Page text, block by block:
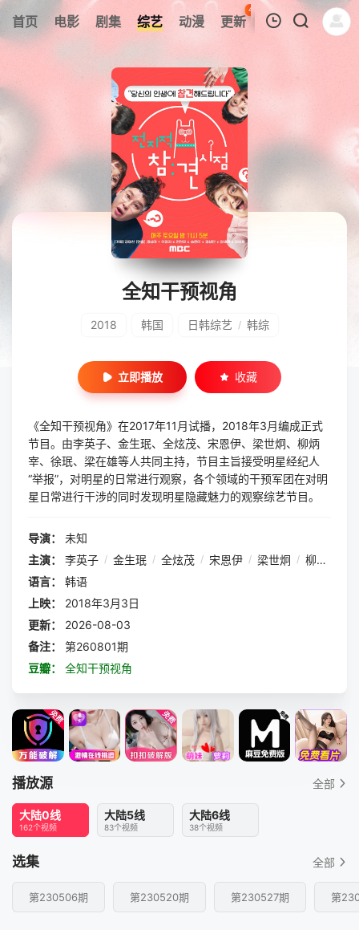
首页 电影 剧集 综艺 动漫 更新
45
热榜 APP
暂无观看影片的记录
全知干预视角
2018 韩国 日韩综艺 / 韩综
立即播放 收藏
《全知干预视角》在2017年11月试播，2018年3月编成正式
节目。由李英子、金生珉、全炫茂、宋恩伊、梁世炯、柳炳
宰、徐珉、梁在雄等人共同主持，节目主旨接受明星经纪人
“举报”，对明星的日常进行观察，各个领域的干预军团在对明
星日常进行干涉的同时发现明星隐藏魅力的观察综艺节目。
导演：
未知
主演：
李英子 / 金生珉 / 全炫茂 / 宋恩伊 / 梁世炯 / 柳炳宰
语言：
韩语
上映：
2018年3月3日
更新：
2026-08-03
备注：
第260801期
豆瓣：
全知干预视角
播放源 全部
大陆0线
162个视频
大陆5线
83个视频
大陆6线
38个视频
选集 全部
第230506期 第230520期 第230527期 第